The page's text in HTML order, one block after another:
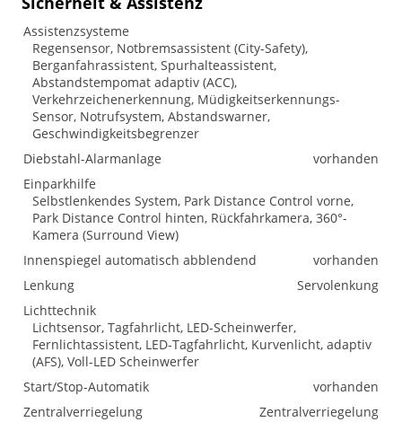
Assistenzsysteme
Regensensor, Notbremsassistent (City-Safety),
Berganfahrassistent, Spurhalteassistent,
Abstandstempomat adaptiv (ACC),
Verkehrzeichenerkennung, Müdigkeitserkennungs-
Sensor, Notrufsystem, Abstandswarner,
Geschwindigkeitsbegrenzer
Diebstahl-Alarmanlage
vorhanden
Einparkhilfe
Selbstlenkendes System, Park Distance Control vorne,
Park Distance Control hinten, Rückfahrkamera, 360°-
Kamera (Surround View)
Innenspiegel automatisch abblendend
vorhanden
Lenkung
Servolenkung
Lichttechnik
Lichtsensor, Tagfahrlicht, LED-Scheinwerfer,
Fernlichtassistent, LED-Tagfahrlicht, Kurvenlicht, adaptiv
(AFS), Voll-LED Scheinwerfer
Start/Stop-Automatik
vorhanden
Zentralverriegelung
Zentralverriegelung